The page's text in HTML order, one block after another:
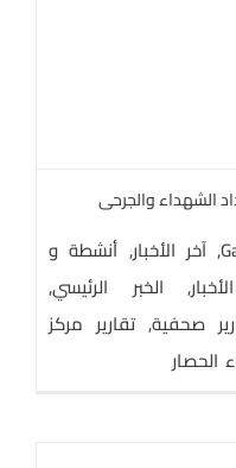
الشهداء والجرحى
, آخر الأخبار, أنشطة و
الأخبار, الخبر الرئيسي,
صحفية, تقارير مركز
الحصار